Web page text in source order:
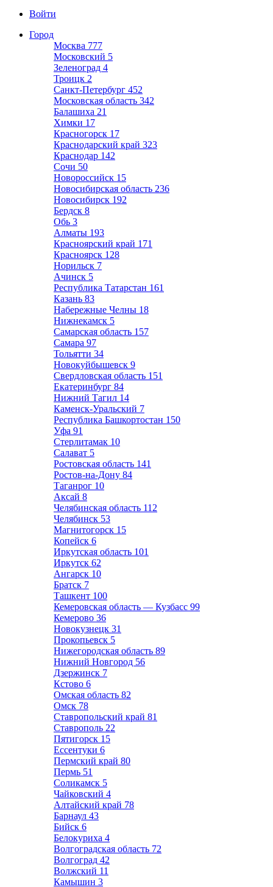
Войти
Город
Москва 777
Московский 5
Зеленоград 4
Троицк 2
Санкт-Петербург 452
Московская область 342
Балашиха 21
Химки 17
Красногорск 17
Краснодарский край 323
Краснодар 142
Сочи 50
Новороссийск 15
Новосибирская область 236
Новосибирск 192
Бердск 8
Обь 3
Алматы 193
Красноярский край 171
Красноярск 128
Норильск 7
Ачинск 5
Республика Татарстан 161
Казань 83
Набережные Челны 18
Нижнекамск 5
Самарская область 157
Самара 97
Тольятти 34
Новокуйбышевск 9
Свердловская область 151
Екатеринбург 84
Нижний Тагил 14
Каменск-Уральский 7
Республика Башкортостан 150
Уфа 91
Стерлитамак 10
Салават 5
Ростовская область 141
Ростов-на-Дону 84
Таганрог 10
Аксай 8
Челябинская область 112
Челябинск 53
Магнитогорск 15
Копейск 6
Иркутская область 101
Иркутск 62
Ангарск 10
Братск 7
Ташкент 100
Кемеровская область — Кузбасс 99
Кемерово 36
Новокузнецк 31
Прокопьевск 5
Нижегородская область 89
Нижний Новгород 56
Дзержинск 7
Кстово 6
Омская область 82
Омск 78
Ставропольский край 81
Ставрополь 22
Пятигорск 15
Ессентуки 6
Пермский край 80
Пермь 51
Соликамск 5
Чайковский 4
Алтайский край 78
Барнаул 43
Бийск 6
Белокуриха 4
Волгоградская область 72
Волгоград 42
Волжский 11
Камышин 3